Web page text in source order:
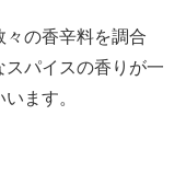
の香辛料を調合
パイスの香りが一
ます。